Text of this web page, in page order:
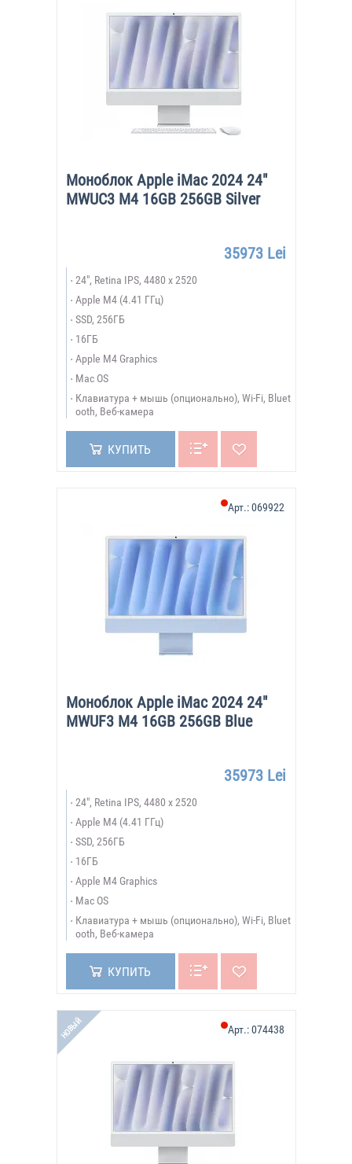
Моноблок Apple iMac 2024 24"
MWUC3 M4 16GB 256GB Silver
35973 Lei
24", Retina IPS, 4480 x 2520
Apple M4 (4.41 ГГц)
SSD, 256ГБ
16ГБ
Apple M4 Graphics
Mac OS
Клавиатура + мышь (опционально), Wi-Fi, Bluet
ooth, Веб-камера
КУПИТЬ
Моноблок Apple iMac 2024 24"
MWUF3 M4 16GB 256GB Blue
Арт.:069922
35973 Lei
24", Retina IPS, 4480 x 2520
Apple M4 (4.41 ГГц)
SSD, 256ГБ
16ГБ
Apple M4 Graphics
Mac OS
Клавиатура + мышь (опционально), Wi-Fi, Bluet
ooth, Веб-камера
КУПИТЬ
НОВЫЙ Арт.:074438